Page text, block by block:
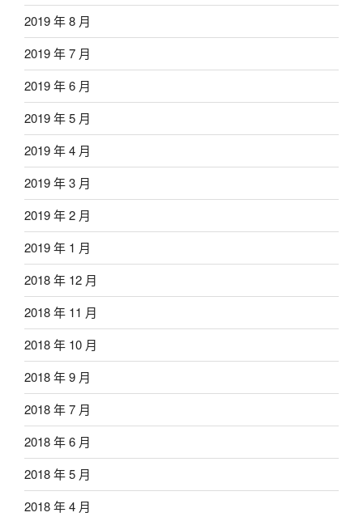
2019 年 8 月
2019 年 7 月
2019 年 6 月
2019 年 5 月
2019 年 4 月
2019 年 3 月
2019 年 2 月
2019 年 1 月
2018 年 12 月
2018 年 11 月
2018 年 10 月
2018 年 9 月
2018 年 7 月
2018 年 6 月
2018 年 5 月
2018 年 4 月